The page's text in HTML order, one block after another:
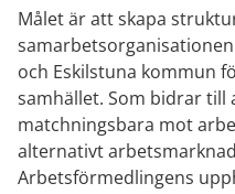
Målet är att skapa
och Eskilstuna kommun
samhället. Som bidrar till
matchningsbara mot
alternativt
Arbetsförmedlingens